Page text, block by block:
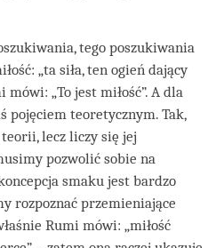
tego poszukiwania
„ta siła, ten ogień dający
mówi: „To jest miłość”. A dla
pojęciem teoretycznym. Tak,
lecz liczy się jej
pozwolić sobie na
smaku jest bardzo
rozpoznać przemieniające
Rumi mówi: „miłość